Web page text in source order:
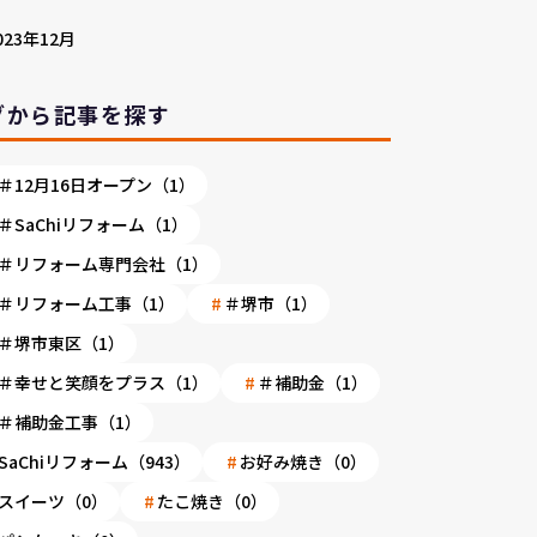
年12月
から記事を探す
12月16日オープン（1）
SaChiリフォーム（1）
リフォーム専門会社（1）
リフォーム工事（1）
＃堺市（1）
堺市東区（1）
幸せと笑顔をプラス（1）
＃補助金（1）
補助金工事（1）
リフォーム（943）
お好み焼き（0）
イーツ（0）
たこ焼き（0）